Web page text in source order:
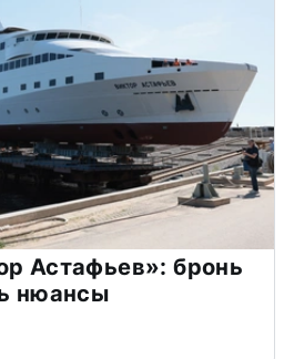
Астафьев»: бронь
нюансы